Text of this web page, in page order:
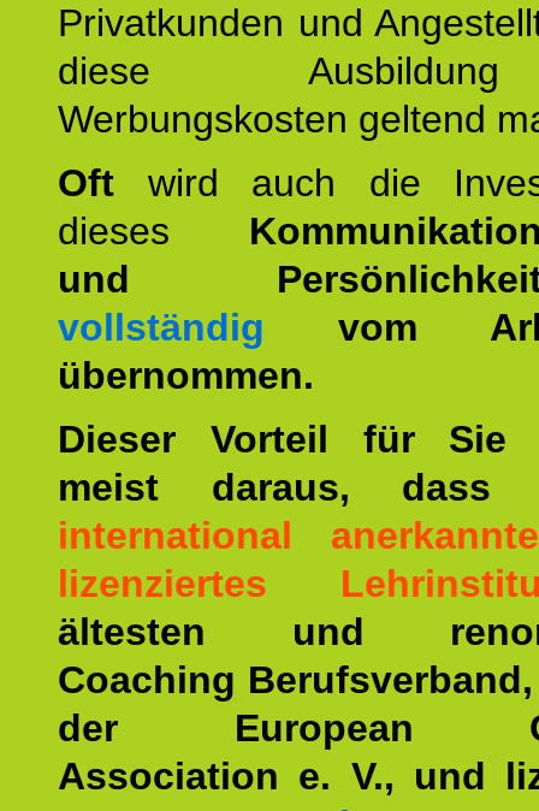
Privatkunden und
diese
Werbungskosten geltend
Oft wird auch die
dieses
und
vollständig vom
übernommen.
Dieser Vorteil für Sie
meist daraus,
international
lizenziertes
ältesten und
Coaching
der European
Association e. V., und